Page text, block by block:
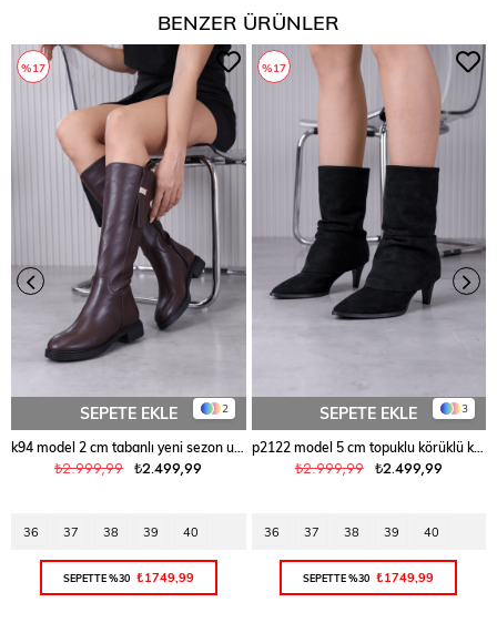
BENZER ÜRÜNLER
2
SEPETE EKLE
₺2.499,99
₺2.999,99
36 37 38 39 40
SEPETTE %30 ₺1749,99
%17
3
SEPETE EKLE
p2122 model 5 cm topuklu körüklü kısa çizme SIY.SUET
₺2.499,99
₺2.999,99
36 37 38 39 40
SEPETTE %30 ₺1749,99
%17